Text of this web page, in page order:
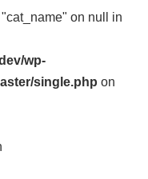
on null in
wp-
single.php on